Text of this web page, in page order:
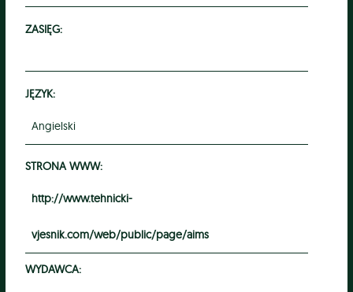
ZASIĘG:
JĘZYK:
Angielski
STRONA WWW:
http://www.tehnicki-
vjesnik.com/web/public/page/aims
WYDAWCA: